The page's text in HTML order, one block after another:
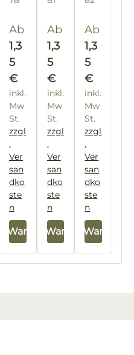
Preis:
te
un
d
voll
e
9%
Ho
nig
Regulärer Preis:
Ab
1,3
5
€
inkl.
Mw
St.
zzgl
.
Ver
san
dko
ste
n
Warenkorb
9%
Ho
nig
Regulärer Preis:
Ab
1,3
5
€
inkl.
Mw
St.
zzgl
.
Ver
san
dko
ste
n
In den Warenkorb
Ho
nig
Ab
1,3
5
€
inkl.
Mw
St.
zzgl
.
Ver
san
dko
ste
n
In den